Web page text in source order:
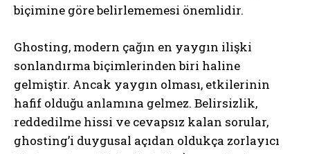
biçimine göre belirlememesi önemlidir.
Ghosting, modern çağın en yaygın ilişki
sonlandırma biçimlerinden biri haline
gelmiştir. Ancak yaygın olması, etkilerinin
hafif olduğu anlamına gelmez. Belirsizlik,
reddedilme hissi ve cevapsız kalan sorular,
ghosting’i duygusal açıdan oldukça zorlayıcı